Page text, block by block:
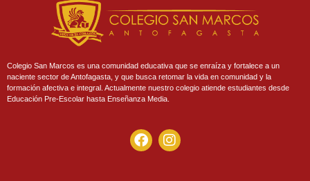
Colegio San Marcos es una comunidad educativa que se enraíza y fortalece a un
naciente sector de Antofagasta, y que busca retomar la vida en comunidad y la
formación afectiva e integral. Actualmente nuestro colegio atiende estudiantes desde
Educación Pre-Escolar hasta Enseñanza Media.